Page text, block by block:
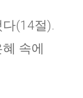
(14절).
속에